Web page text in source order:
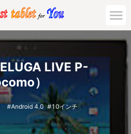
市場動向
対策と事例
機種の比較
ーミング
LIVE P-
）
Android 4.0
10インチ